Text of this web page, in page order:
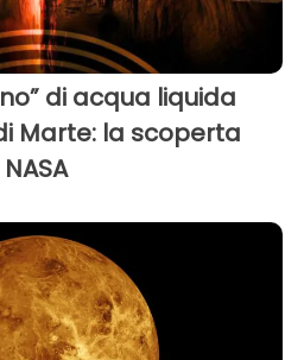
di acqua liquida
Marte: la scoperta